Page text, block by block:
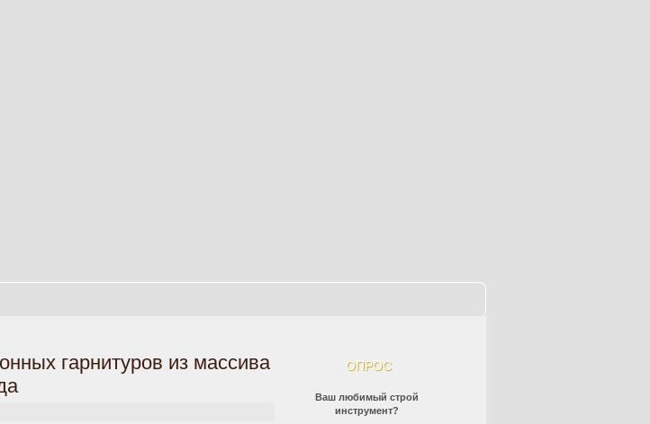
ОПРОС
Ваш любимый строй
инструмент?
гарнитуров из массива